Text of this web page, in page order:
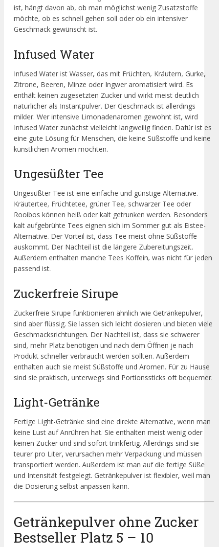
ist, hängt davon ab, ob man möglichst wenig Zusatzstoffe
möchte, ob es schnell gehen soll oder ob ein intensiver
Geschmack gewünscht ist.
Infused Water
Infused Water ist Wasser, das mit Früchten, Kräutern, Gurke,
Zitrone, Beeren, Minze oder Ingwer aromatisiert wird. Es
enthält keinen zugesetzten Zucker und wirkt meist deutlich
natürlicher als Instantpulver. Der Geschmack ist allerdings
milder. Wer intensive Limonadenaromen gewohnt ist, wird
Infused Water zunächst vielleicht langweilig finden. Dafür ist es
eine gute Lösung für Menschen, die keine Süßstoffe und keine
künstlichen Aromen möchten.
Ungesüßter Tee
Ungesüßter Tee ist eine einfache und günstige Alternative.
Kräutertee, Früchtetee, grüner Tee, schwarzer Tee oder
Rooibos können heiß oder kalt getrunken werden. Besonders
kalt aufgebrühte Tees eignen sich im Sommer gut als Eistee-
Alternative. Der Vorteil ist, dass Tee meist ohne Süßstoffe
auskommt. Der Nachteil ist die längere Zubereitungszeit.
Außerdem enthalten manche Tees Koffein, was nicht für jeden
passend ist.
Zuckerfreie Sirupe
Zuckerfreie Sirupe funktionieren ähnlich wie Getränkepulver,
sind aber flüssig. Sie lassen sich leicht dosieren und bieten viele
Geschmacksrichtungen. Der Nachteil ist, dass sie schwerer
sind, mehr Platz benötigen und nach dem Öffnen je nach
Produkt schneller verbraucht werden sollten. Außerdem
enthalten auch sie meist Süßstoffe und Aromen. Für zu Hause
sind sie praktisch, unterwegs sind Portionssticks oft bequemer.
Light-Getränke
Fertige Light-Getränke sind eine direkte Alternative, wenn man
keine Lust auf Anrühren hat. Sie enthalten meist wenig oder
keinen Zucker und sind sofort trinkfertig. Allerdings sind sie
teurer pro Liter, verursachen mehr Verpackung und müssen
transportiert werden. Außerdem ist man auf die fertige Süße
und Intensität festgelegt. Getränkepulver ist flexibler, weil man
die Dosierung selbst anpassen kann.
Getränkepulver ohne Zucker
Bestseller Platz 5 – 10